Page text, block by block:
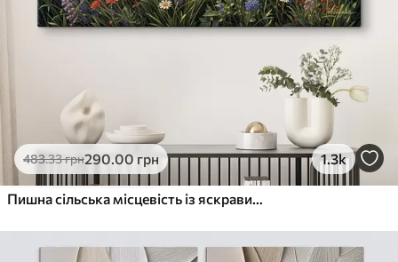
483.33грн290.00 грн 1.3k
Пишна сільська місцевість із яскравим лугом диких квітів, наповненим різнокольоровими квітами під хмарним небом